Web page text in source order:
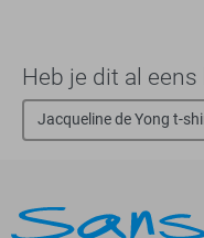
Heb je dit al eens
Jacqueline de Yong t-